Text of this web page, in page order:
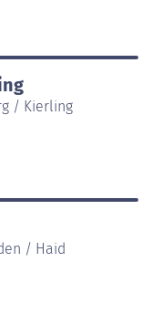
/ Kierling
/ Haid